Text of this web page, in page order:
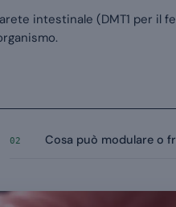
intestinale (DMT1 per il
02 Cosa può modulare o